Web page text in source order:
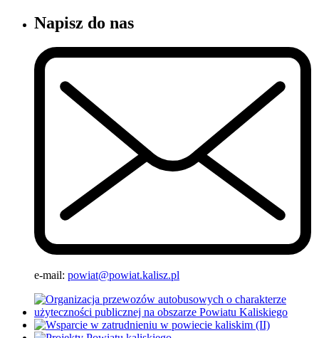
Napisz do nas
e-mail: powiat@powiat.kalisz.pl